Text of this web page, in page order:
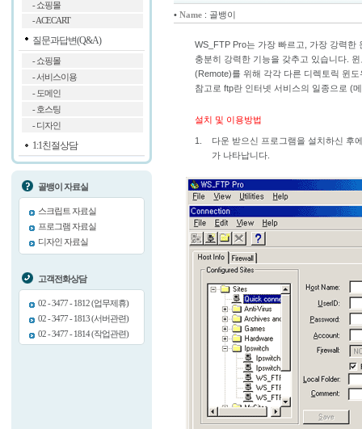
- 쇼핑몰
- ACECART
질문과답변(Q&A)
- 쇼핑몰
- 서비스이용
- 도메인
- 호스팅
- 디자인
1:1친절상담
골뱅이 자료실
스크립트 자료실
프로그램 자료실
디자인 자료실
고객전화상담
02 - 3477 - 1812 (업무제휴)
02 - 3477 - 1813 (서버관련)
02 - 3477 - 1814 (작업관련)
• Name : 골뱅이
WS_FTP Pro는 가장 빠르고, 가장 강력한
충분히 강력한 기능을 갖추고 있습니다.
(Remote)를 위해 각각 다른 디렉토릭 윈
참고로 ftp란 인터넷 서비스의 일종으로 (
설치 및 이용방법
1.
다운 받으신 프로그램을 설치하신 후
가 나타납니다.